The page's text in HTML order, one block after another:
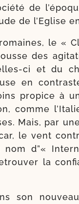
de
de l’Eglise
le «
des
​ci et du
en
pro­pice à
comme
Mais, par
le vent
d”«
la
son